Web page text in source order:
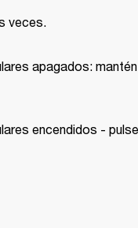
veces.
apagados: mantén
encendidos - pulse